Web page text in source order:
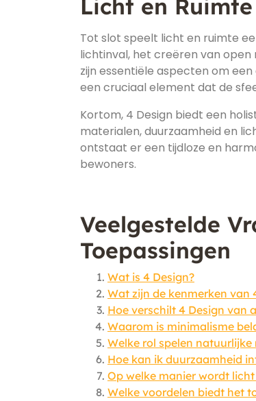
Licht en Ruimte
Tot slot speelt licht en ruimte
lichtinval, het creëren van
zijn essentiële aspecten om
een cruciaal element dat de
Kortom, 4 Design biedt een
materialen, duurzaamheid en
ontstaat er een tijdloze en
bewoners.
Veelgestelde
Toepassingen
Wat is 4 Design?
Wat zijn de kenmerken van
Hoe verschilt 4 Design van
Waarom is minimalisme
Welke rol spelen
Hoe kan ik duurzaamheid
Op welke manier wordt
Welke voordelen biedt het